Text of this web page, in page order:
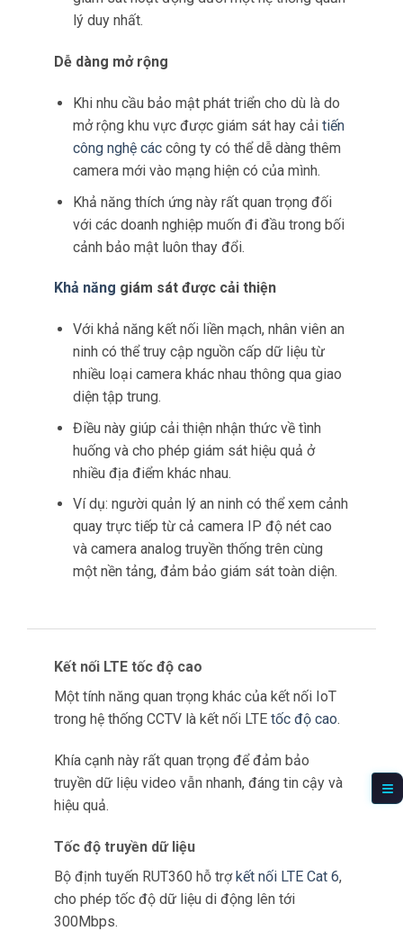
Điều này đảm bảo rằng thông tin nhạy cảm
đó tăng cường các biện pháp bảo vệ dữ liệu.
Giám sát và ghi nhật ký
Cấu hìnhmạng được thiết kế riêng chophép
ghi nhật ký và giám sát hoạt động của người
Các nhóm bảo mật có thể theo dõi các mẫu
truy cập, cung cấp thông tin chi tiết về các lỗ
thống.
Khả năng thích ứng
Khi các yêu cầu hoạt động phát triển cho dù
là do mở rộng khu vực giám sát, thay đổi
công nghệ hay các yêu cầu
lý mạng có thể tùy chỉnh cung cấp sự linh
hoạt cần thiết để thích ứng.
Các công ty bảo mật có thể dễ dàng sửa đổi
cấu hình mà không cần đại tu toàn bộ hệ
thống, giúp tiết kiệm chi phí và cải thiện hiệu
quả hoạt động.
Cân bằng tải là một tính năng quan trọng khác
giúp tăng cường đáng kể hiệu quả của các hệ
thống CCTVhỗ trợIoT.
Khả năngnày cho phép quản lý dữ liệu hiệu quả
trên nhiều kết nối mạng, mang lại lợi ích đáng
kể về chi phí và cải thiện hiệu suất.
Phân phối lưu lượng thông minh
Cân bằng tải cho phép bộ định tuyến
RUT360 phân phối lưu lượng dữ liệu một
cách thông